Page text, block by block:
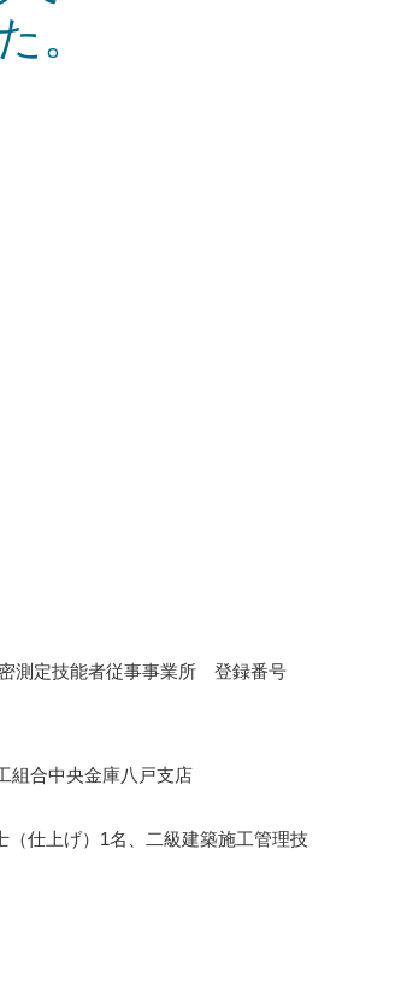
。
測定技能者従事事業所 登録番号
組合中央金庫八戸支店
仕上げ）1名、二級建築施工管理技